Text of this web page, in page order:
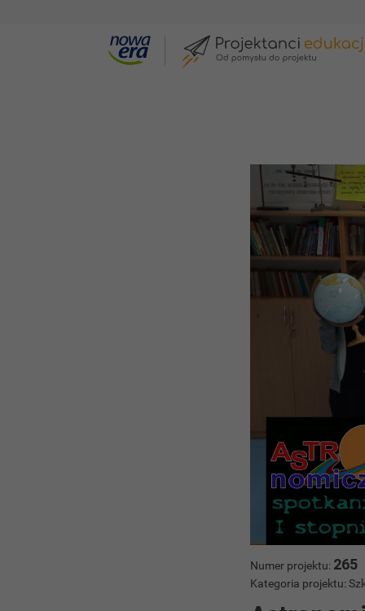
Numer projektu: 265
Kategoria projektu: